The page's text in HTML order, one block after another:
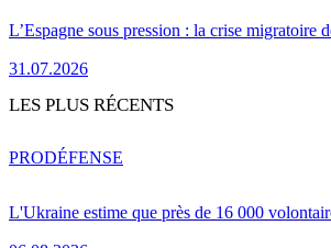
L’Espagne sous pression : la crise migratoire
31.07.2026
LES PLUS RÉCENTS
L'Ukraine estime que près de 16 000
PRODÉFENSE